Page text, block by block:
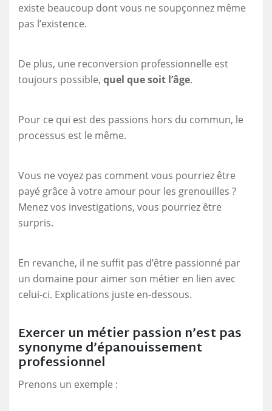
existe beaucoup dont vous ne soupçonnez même
pas l’existence.
De plus, une reconversion professionnelle est
toujours possible, quel que soit l’âge.
Pour ce qui est des passions hors du commun, le
processus est le même.
Vous ne voyez pas comment vous pourriez être
payé grâce à votre amour pour les grenouilles ?
Menez vos investigations, vous pourriez être
surpris.
En revanche, il ne suffit pas d’être passionné par
un domaine pour aimer son métier en lien avec
celui-ci. Explications juste en-dessous.
Exercer un métier passion n’est pas
synonyme d’épanouissement
professionnel
Prenons un exemple :